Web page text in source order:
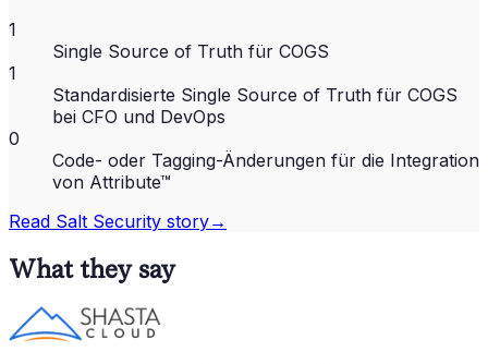
1
Single Source of Truth für COGS
1
Standardisierte Single Source of Truth für COGS
bei CFO und DevOps
0
Code- oder Tagging-Änderungen für die Integration
von Attribute™
Read Salt Security story→
What they say